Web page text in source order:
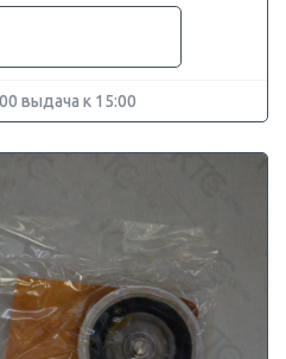
выдача к 15:00